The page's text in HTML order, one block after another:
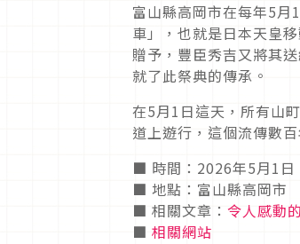
富山縣高岡市在每年5月
車」，也就是日本天皇
贈予，豐臣秀吉又將其
就了此祭典的傳承。
在5月1日這天，所有山
道上遊行，這個流傳數
■ 時間：2026年5月1日
■ 地點：富山縣高岡市
■ 相關文章： 令人感動
■ 相關網站